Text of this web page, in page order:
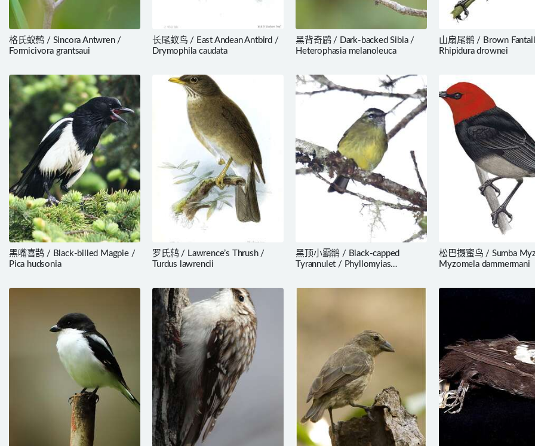
格氏蚁鹩 / Sincora Antwren /
Formicivora grantsaui
长尾蚁鸟 / East Andean Antbird /
Drymophila caudata
黑背奇鹛 / Dark-backed Sibia /
Heterophasia melanoleuca
山扇尾鹟 / Brown
Rhipidura drownei
黑嘴喜鹊 / Black-billed Magpie /
Pica hudsonia
罗氏鸫 / Lawrence’s Thrush /
Turdus lawrencii
黑顶小霸鹟 / Black-capped
Tyrannulet / Phyllomyias
松巴摄蜜鸟 / Sumba
Myzomela dammermani